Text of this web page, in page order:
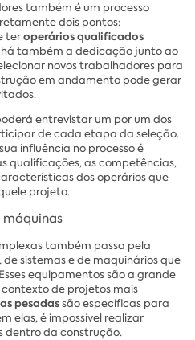
também é um processo
dois pontos:
teroperários qualificados
também a dedicação junto ao
novos trabalhadores para
em andamento pode gerar
entrevistar um por um dos
de cada etapa da seleção.
influência no processo é
qualificações, as competências,
dos operários que
projeto.
também passa pela
sistemas e de maquinários que
equipamentos são a grande
de projetos mais
pesadassão específicas para
elas, é impossível realizar
dentro da construção.